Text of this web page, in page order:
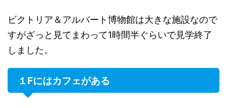
ビクトリア＆アルバート博物館は大きな施設なので
すがざっと見てまわって1時間半ぐらいで見学終了
しました。
１Fにはカフェがある